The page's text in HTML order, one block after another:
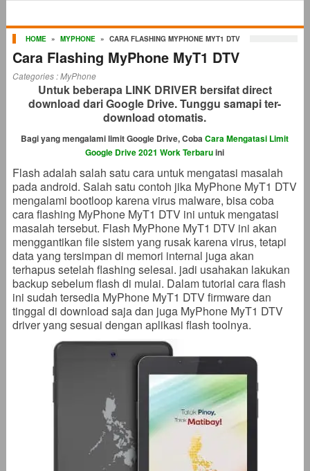
HOME » MYPHONE » CARA FLASHING MYPHONE MYT1 DTV
Cara Flashing MyPhone MyT1 DTV
Categories :MyPhone
Untuk beberapa LINK DRIVER bersifat direct
download dari Google Drive. Tunggu samapi ter-
download otomatis.
Bagi yang mengalami limit Google Drive, CobaCara Mengatasi Limit
Google Drive 2021 Work Terbaruini
Flash adalah salah satu cara untuk mengatasi masalah
pada android. Salah satu contoh jika MyPhone MyT1 DTV
mengalami bootloop karena virus malware, bisa coba
cara flashing MyPhone MyT1 DTV ini untuk mengatasi
masalah tersebut. Flash MyPhone MyT1 DTV ini akan
menggantikan file sistem yang rusak karena virus, tetapi
data yang tersimpan di memori internal juga akan
terhapus setelah flashing selesai. jadi usahakan lakukan
backup sebelum flash di mulai. Dalam tutorial cara flash
ini sudah tersedia MyPhone MyT1 DTV firmware dan
tinggal di download saja dan juga MyPhone MyT1 DTV
driver yang sesuai dengan aplikasi flash toolnya.